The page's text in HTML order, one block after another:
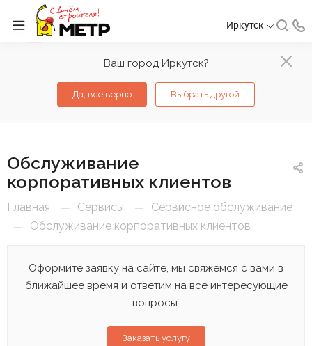
Ваш город Иркутск?
Да, все верно Выбрать другой
Иркутск
Обслуживание
корпоративных клиентов
Главная — Сервисы — Сервисное обслуживание
— Обслуживание корпоративных клиентов
Оформите заявку на сайте, мы свяжемся с вами в
ближайшее время и ответим на все интересующие
вопросы.
Заказать услугу